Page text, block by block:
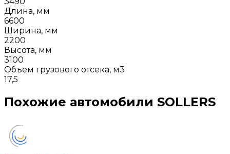
Длина, мм
6600
Ширина, мм
2200
Высота, мм
3100
Объем грузового отсека, м3
17,5
Похожие автомобили SOLLERS